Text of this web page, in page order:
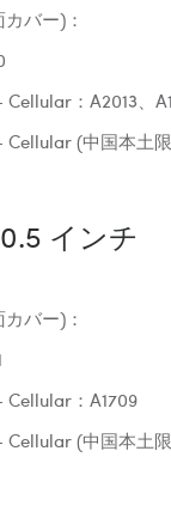
バー)：
：A2013、
(中国本土
インチ
バー)：
：A1709
(中国本土